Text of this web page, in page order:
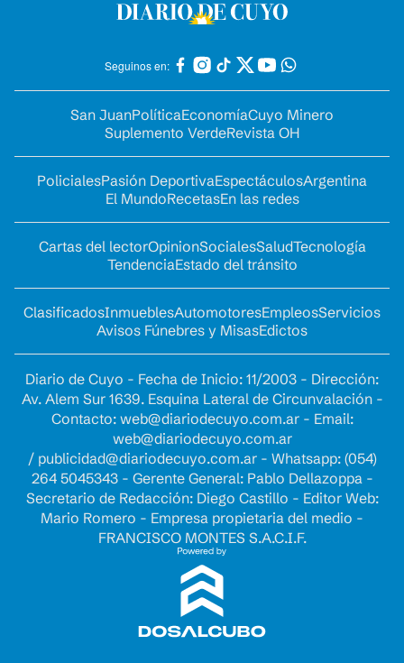
Seguinos en:
San JuanPolíticaEconomíaCuyo Minero
Suplemento VerdeRevista OH
PolicialesPasión DeportivaEspectáculosArgentina
El MundoRecetasEn las redes
Cartas del lectorOpinionSocialesSaludTecnología
TendenciaEstado del tránsito
ClasificadosInmueblesAutomotoresEmpleosServicios
Avisos Fúnebres y MisasEdictos
Diario de Cuyo - Fecha de Inicio: 11/2003 - Dirección:
Av. Alem Sur 1639. Esquina Lateral de Circunvalación -
Contacto: web@diariodecuyo.com.ar- Email:
web@diariodecuyo.com.ar
/ publicidad@diariodecuyo.com.ar- Whatsapp: (054)
264 5045343 - Gerente General: Pablo Dellazoppa -
Secretario de Redacción: Diego Castillo - Editor Web:
Mario Romero - Empresa propietaria del medio -
FRANCISCO MONTES S.A.C.I.F.